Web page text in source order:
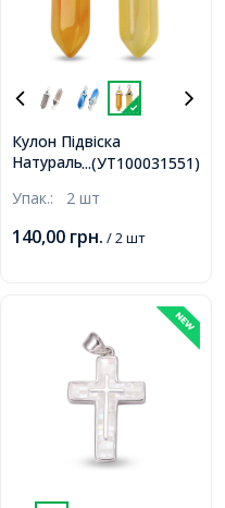
...(УТ100031551)
Кулон Підвіска
Натуральний Агат,
Шапочкою зі Сплаву, 37-
Упак.: 2 шт
140,00 грн. / 2 шт